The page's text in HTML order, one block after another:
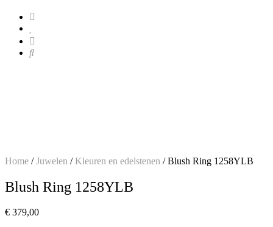
Home /Juwelen /Kleuren en edelstenen / Blush Ring 1258YLB
Blush Ring 1258YLB
€ 379,00